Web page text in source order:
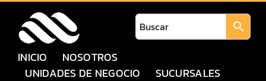
Saltar
contenido
INICIO
NOSOTROS
UNIDADES DE NEGOCIO
SUCURSALES